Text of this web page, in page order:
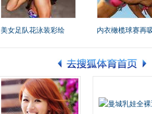
美女足队花泳装彩绘 内衣橄榄球赛再